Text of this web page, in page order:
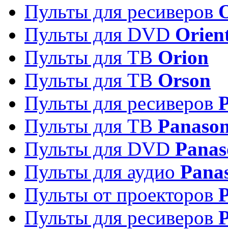
Пульты для ресиверов
Пульты для DVD
Пульты для ТВ Orion
Пульты для ТВ Orson
Пульты для ресиверов
Пульты для ТВ
Пульты для DVD
Пульты для аудио
Пульты от проекторов
Пульты для ресиверов